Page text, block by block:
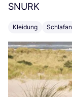
SNURK
Kleidung